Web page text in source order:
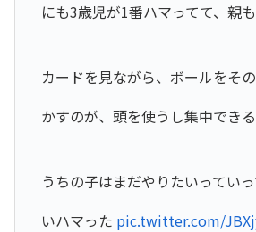
にも3歳児が1番ハマってて、親
カードを見ながら、ボールをそ
かすのが、頭を使うし集中できる
うちの子はまだやりたいってい
いハマった pic.twitter.com/